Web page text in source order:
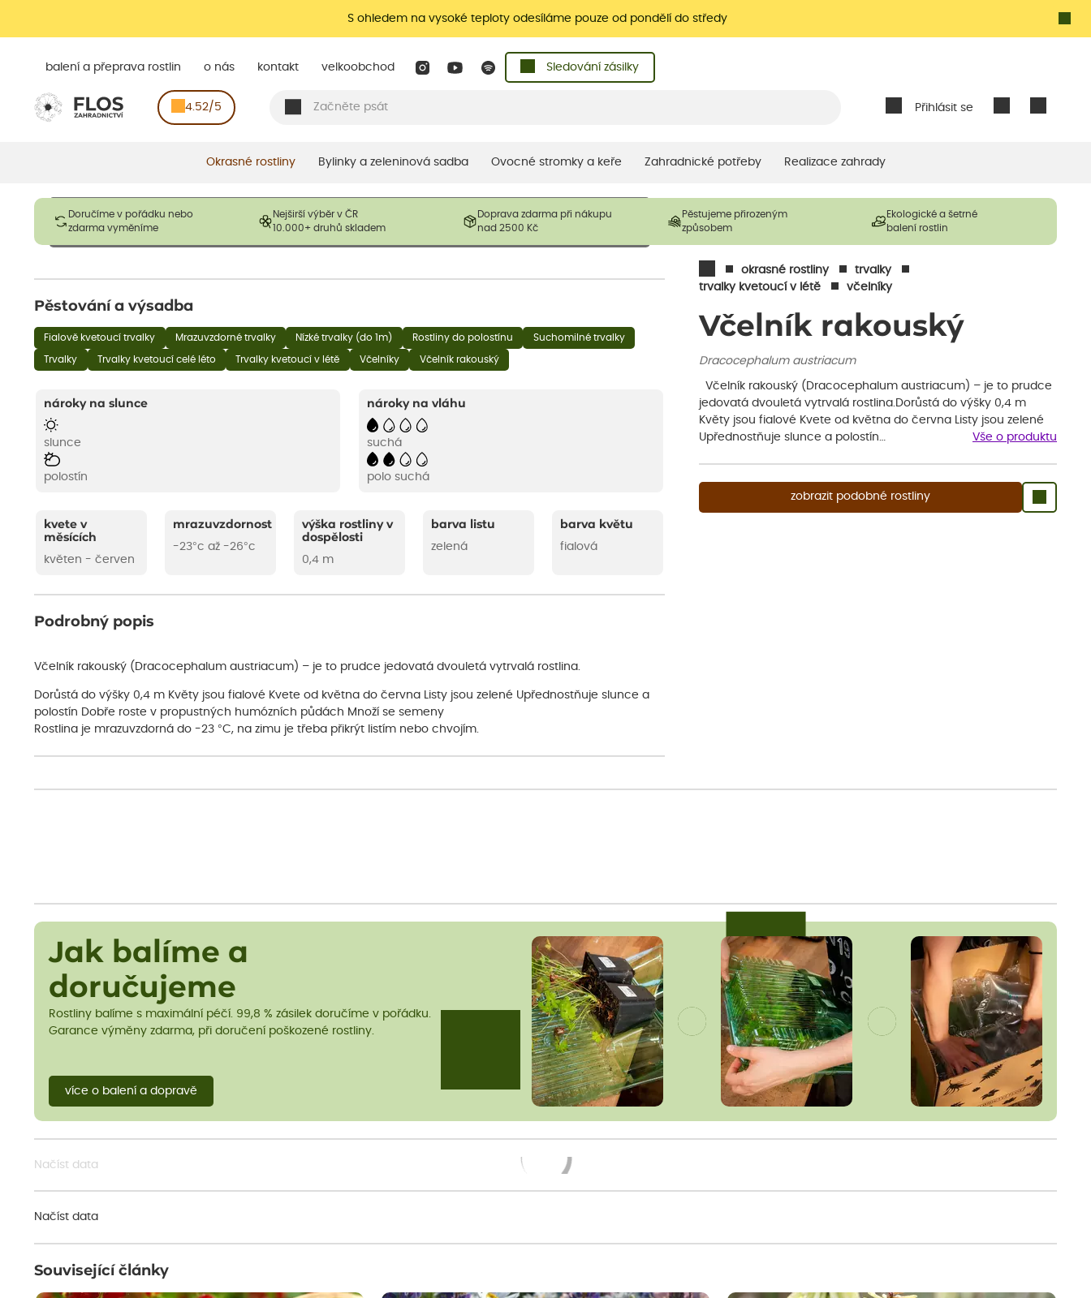
S ohledem na vysoké teploty odesíláme pouze od pondělí do středy
Přihlásit se
balení a přeprava rostlin o nás kontakt velkoobchod Sledování zásilky
4.52/5
Okrasné rostliny Bylinky a zeleninová sadba Ovocné stromky a keře Zahradnické potřeby Realizace zahrady
Doručíme v pořádku nebo
zdarma vyměníme
Nejširší výběr v ČR
10.000+ druhů skladem
Doprava zdarma při nákupu
nad 2500 Kč
Pěstujeme přirozeným
způsobem
Ekologické a šetrné
balení rostlin
okrasné rostliny
trvalky
trvalky kvetoucí v létě
včelníky
Včelník rakouský
Dracocephalum austriacum
Včelník rakouský (Dracocephalum austriacum) – je to prudce
jedovatá dvouletá vytrvalá rostlina.Dorůstá do výšky 0,4 m
Květy jsou fialové Kvete od května do června Listy jsou zelené
Upřednostňuje slunce a polostín…
Vše o produktu
zobrazit podobné rostliny
Obrázky slouží pouze pro ilustrační účely a mají reprezentovat prodávané produkty. V závislosti na sezónnosti mohou být
opadavé rostliny dodávány v dormantním stavu a bez listů. Rostliny mohou být také sestřiženy níže, než je uvedená
Pěstování a výsadba
Fialově kvetoucí trvalky Mrazuvzdorné trvalky Nízké trvalky (do 1m) Rostliny do polostínu Suchomilné trvalky
Trvalky Trvalky kvetoucí celé léto Trvalky kvetoucí v létě Včelníky Včelník rakouský
nároky na slunce
slunce
polostín
nároky na vláhu
suchá
polo suchá
kvete v
měsících
květen - červen
mrazuvzdornost
-23°c až -26°c
výška rostliny v
dospělosti
0,4 m
barva listu
zelená
barva květu
fialová
Podrobný popis
Včelník rakouský (Dracocephalum austriacum) – je to prudce jedovatá dvouletá vytrvalá rostlina.
Dorůstá do výšky 0,4 m Květy jsou fialové Kvete od května do června Listy jsou zelené Upřednostňuje slunce a
polostín Dobře roste v propustných humózních půdách Množí se semeny
Rostlina je mrazuvzdorná do -23 °C, na zimu je třeba přikrýt listím nebo chvojím.
Jak balíme a
doručujeme
Rostliny balíme s maximální péčí. 99,8 % zásilek doručíme v pořádku.
Garance výměny zdarma, při doručení poškozené rostliny.
více o balení a dopravě
Načíst data
Načíst data
Související články